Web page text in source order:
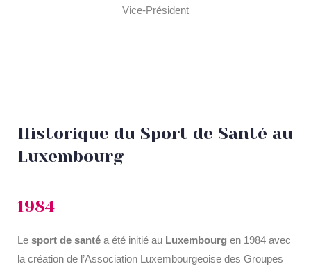
Vice-Président
Historique du Sport de Santé au
Luxembourg
1984
Le sport de santé a été initié au Luxembourg en 1984 avec
la création de l’Association Luxembourgeoise des Groupes